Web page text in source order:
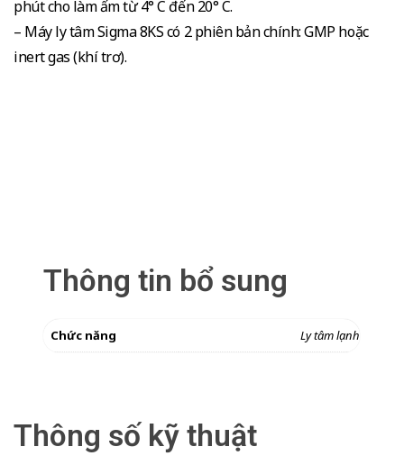
phút cho làm ấm từ 4° C đến 20° C.
– Máy ly tâm Sigma 8KS có 2 phiên bản chính: GMP hoặc
inert gas (khí trơ).
Thông tin bổ sung
Chức năng Ly tâm lạnh
Thông số kỹ thuật